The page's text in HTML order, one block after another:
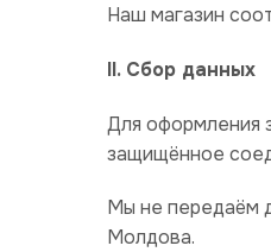
Наш магазин
II. Сбор данных
Для оформления
защищённое
Мы не передаём
Молдова.